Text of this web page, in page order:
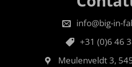
info@big-in-
+31 (0)6 46
Meulenveldt 3,